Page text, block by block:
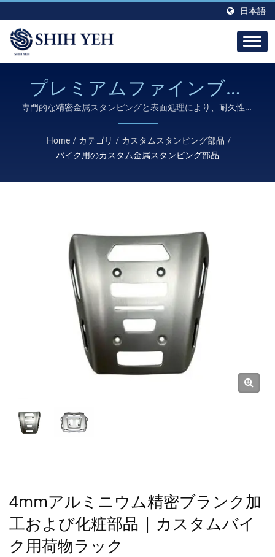
日本語
プレミアムファインブラ
ンクアルミニウムバイク
用ラゲッジラック（アル
マイト仕上げ）
専門的な精密金属スタンピングと表面処理により、耐久性の
あるバイクアクセサリーをファインブランキング技術とプロ
フェッショナルなアルマイト処理で設計しています。
Home / カテゴリ / カスタムスタンピング部品 /
バイク用のカスタム金属スタンピング部品
4mmアルミニウム精密ブランク加
工および化粧部品 | カスタムバイ
ク用荷物ラック